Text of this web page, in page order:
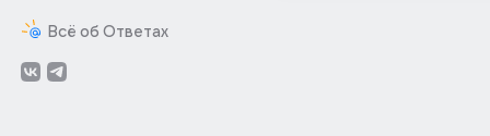
Всё об Ответах